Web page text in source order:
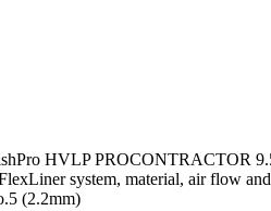
HVLP PROCONTRACTOR
system, material, air flow
(2.2mm)